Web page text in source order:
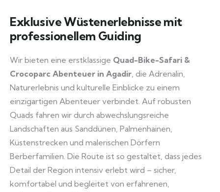
Exklusive Wüstenerlebnisse mit
professionellem Guiding
Wir bieten eine erstklassige Quad-Bike-Safari &
Crocoparc Abenteuer in Agadir, die Adrenalin,
Naturerlebnis und kulturelle Einblicke zu einem
einzigartigen Abenteuer verbindet. Auf robusten
Quads fahren wir durch abwechslungsreiche
Landschaften aus Sanddünen, Palmenhainen,
Küstenstrecken und malerischen Dörfern
Berberfamilien. Die Route ist so gestaltet, dass jedes
Detail der Region intensiv erlebt wird – sicher,
komfortabel und begleitet von erfahrenen,